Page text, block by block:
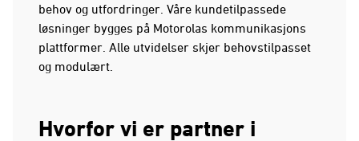
behov og utfordringer. Våre kundetilpassede
løsninger bygges på Motorolas kommunikasjons
plattformer. Alle utvidelser skjer behovstilpasset
og modulært.
Hvorfor vi er partner i